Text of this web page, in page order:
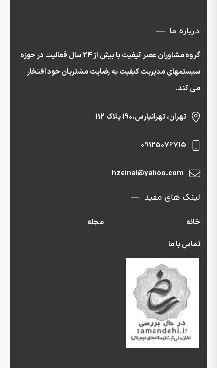
درباره ما
گروه مشاوران عصر کیفیت با بیش از 24 سال فعالیت در حوزه
سیستمهای مدیریت کیفیت به رضایت مشتریان خود افتخار
می کند.
تهران، تهرانپارس،190 پلاک 112
09125076715
hzeinal@yahoo.com
لینک های مفید
خانه
مجله
تماس با ما